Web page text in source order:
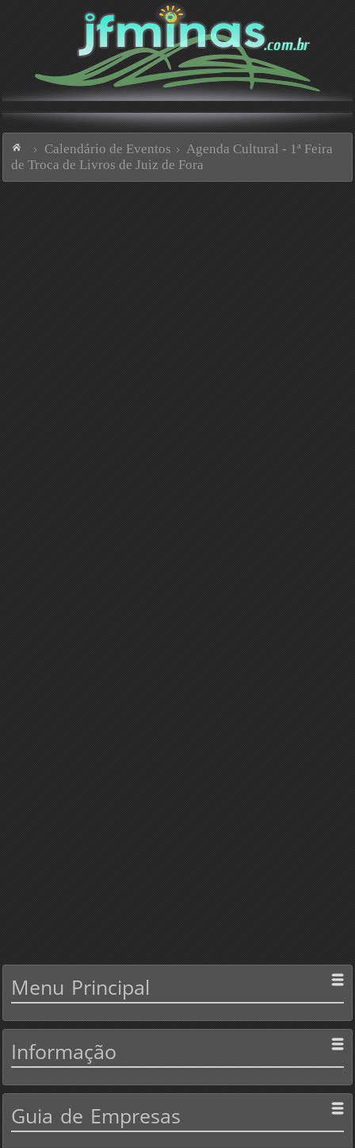
Calendário de Eventos
Agenda Cultural - 1ª Feira
de Troca de Livros de Juiz de Fora
Menu Principal
Informação
Guia de Empresas